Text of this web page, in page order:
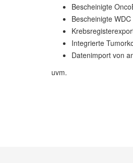
Bescheinigte
Bescheinigte
Integrierte
Datenimport von
uvm.